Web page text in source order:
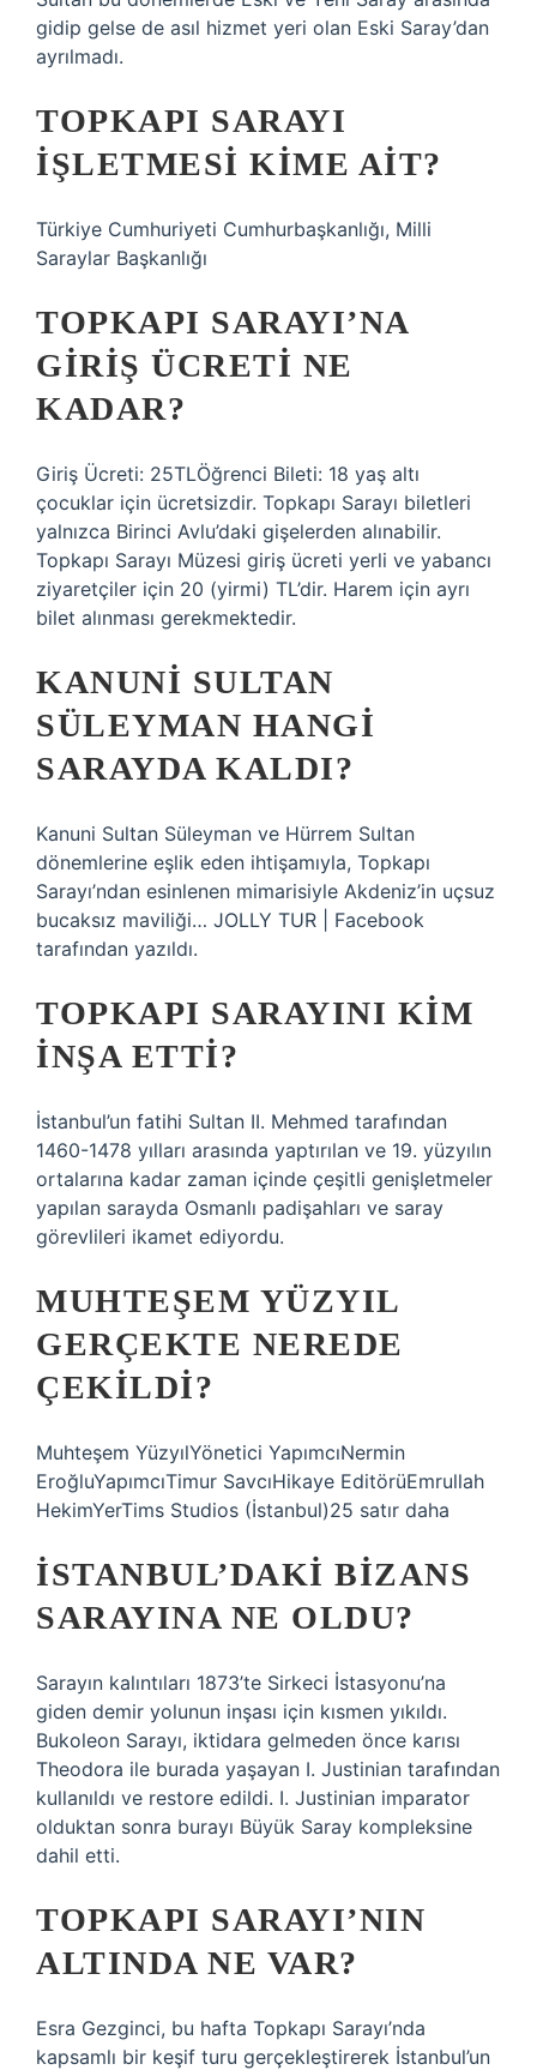
gidip gelse de asıl hizmet yeri olan Eski Saray’dan
ayrılmadı.
TOPKAPI SARAYI
İŞLETMESI KIME AIT?
Türkiye Cumhuriyeti Cumhurbaşkanlığı, Milli
Saraylar Başkanlığı
TOPKAPI SARAYI’NA
GIRIŞ ÜCRETI NE
KADAR?
Giriş Ücreti: 25TLÖğrenci Bileti: 18 yaş altı
çocuklar için ücretsizdir. Topkapı Sarayı biletleri
yalnızca Birinci Avlu’daki gişelerden alınabilir.
Topkapı Sarayı Müzesi giriş ücreti yerli ve yabancı
ziyaretçiler için 20 (yirmi) TL’dir. Harem için ayrı
bilet alınması gerekmektedir.
KANUNI SULTAN
SÜLEYMAN HANGI
SARAYDA KALDI?
Kanuni Sultan Süleyman ve Hürrem Sultan
dönemlerine eşlik eden ihtişamıyla, Topkapı
Sarayı’ndan esinlenen mimarisiyle Akdeniz’in uçsuz
bucaksız maviliği… JOLLY TUR | Facebook
tarafından yazıldı.
TOPKAPI SARAYINI KIM
INŞA ETTI?
İstanbul’un fatihi Sultan II. Mehmed tarafından
1460-1478 yılları arasında yaptırılan ve 19. yüzyılın
ortalarına kadar zaman içinde çeşitli genişletmeler
yapılan sarayda Osmanlı padişahları ve saray
görevlileri ikamet ediyordu.
MUHTEŞEM YÜZYIL
GERÇEKTE NEREDE
ÇEKILDI?
Muhteşem YüzyılYönetici YapımcıNermin
EroğluYapımcıTimur SavcıHikaye EditörüEmrullah
HekimYerTims Studios (İstanbul)25 satır daha
İSTANBUL’DAKI BIZANS
SARAYINA NE OLDU?
Sarayın kalıntıları 1873’te Sirkeci İstasyonu’na
giden demir yolunun inşası için kısmen yıkıldı.
Bukoleon Sarayı, iktidara gelmeden önce karısı
Theodora ile burada yaşayan I. Justinian tarafından
kullanıldı ve restore edildi. I. Justinian imparator
olduktan sonra burayı Büyük Saray kompleksine
dahil etti.
TOPKAPI SARAYI’NIN
ALTINDA NE VAR?
Esra Gezginci, bu hafta Topkapı Sarayı’nda
kapsamlı bir keşif turu gerçekleştirerek İstanbul’un